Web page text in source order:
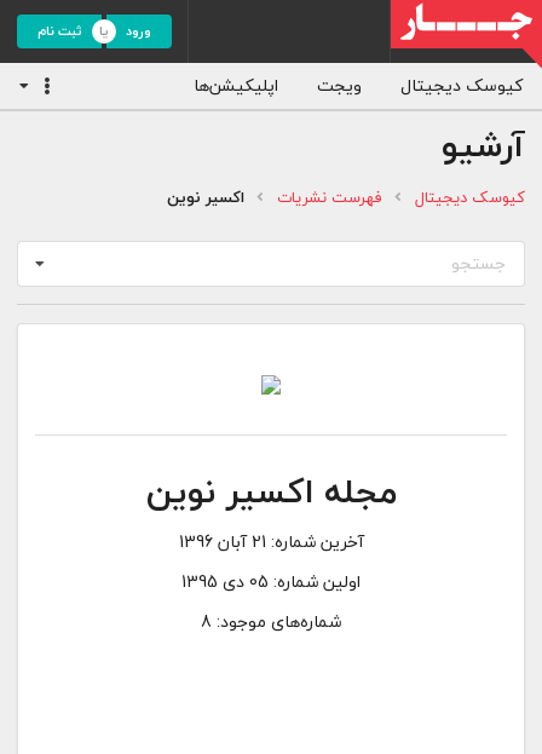
ورود ثبت نام
کیوسک دیجیتال ویجت اپلیکیشن‌ها
آرشیو
کیوسک دیجیتال فهرست نشریات اکسیر نوین
جستجو
مجله اکسیر نوین
آخرین شماره: 21 آبان 1396
اولین شماره: 05 دی 1395
شماره‌های موجود: 8